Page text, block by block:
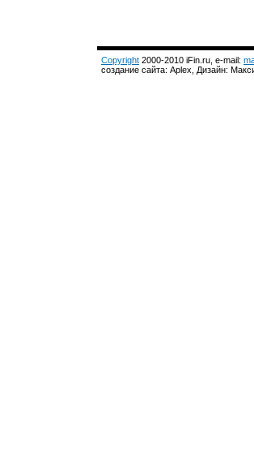
Copyright 2000-2010 iFin.ru, e-mail:
создание сайта: Aplex, Дизайн: